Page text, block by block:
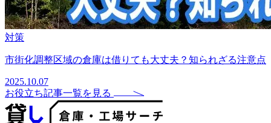
対策
市街化調整区域の倉庫は借りても大丈夫？知られざる注意点
2025.10.07
お役立ち記事一覧を見る